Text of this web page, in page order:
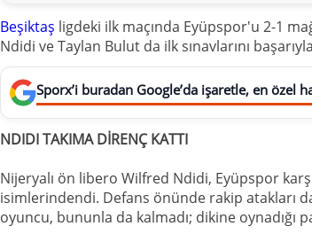
Beşiktaş ligdeki ilk maçında Eyüpspor'u 2-1
Ndidi ve Taylan Bulut da ilk sınavlarını
Sporx’i buradan Google’da işaretle, en özel
NDIDI TAKIMA DİRENÇ KATTI
Nijeryalı ön libero Wilfred Ndidi, Eyüpspor
isimlerindendi. Defans önünde rakip atakları
oyuncu, bununla da kalmadı; dikine oynadığı